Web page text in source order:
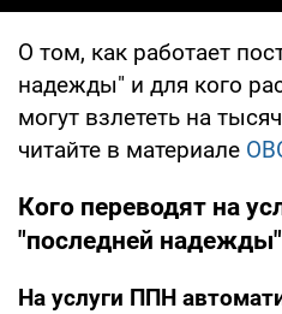
О том, как работает
надежды" и для кого
могут взлететь на
читайте в материале
Кого переводят на
"последней
На услуги ППН